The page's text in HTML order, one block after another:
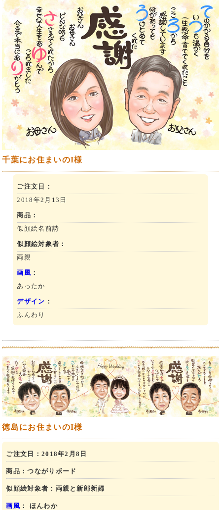
千葉にお住まいのI様
ご注文日：
2018年2月13日
商品：
似顔絵名前詩
似顔絵対象者：
両親
画風 ：
あったか
デザイン ：
ふんわり
徳島にお住まいのI様
ご注文日： 2018年2月8日
商品：つながりボード
似顔絵対象者： 両親と新郎新婦
画風 ： ほんわか